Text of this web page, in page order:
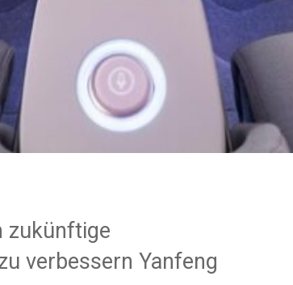
zukünftige
verbessern Yanfeng